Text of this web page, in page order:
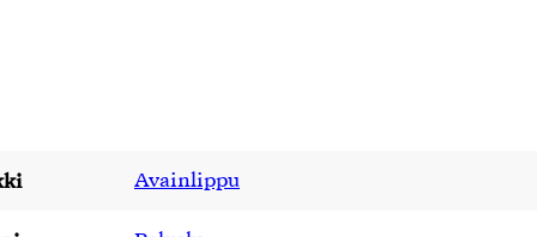
Avainlippu